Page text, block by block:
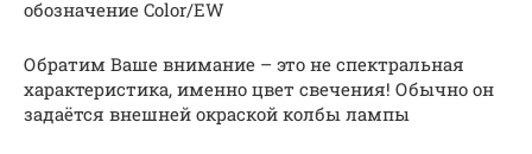
обозначение Color/EW
Обратим Ваше внимание – это не спектральная
характеристика, именно цвет свечения! Обычно он
задаётся внешней окраской колбы лампы